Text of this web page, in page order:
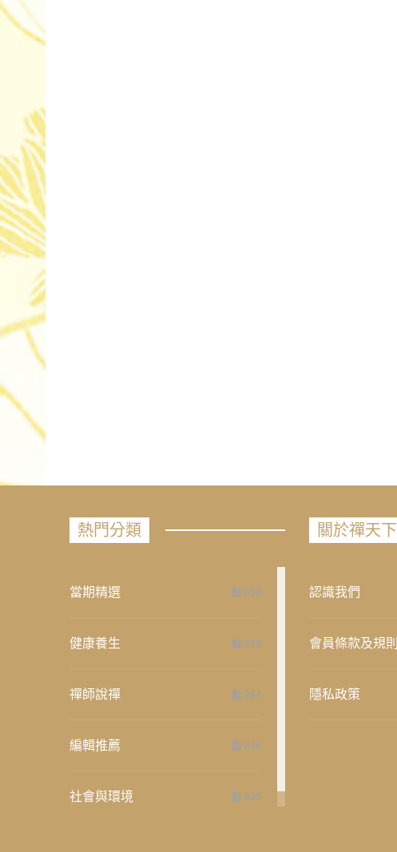
熱門分類
當期精選 658
健康養生 276
禪師說禪 267
編輯推薦 236
社會與環境 235
關於禪天下
認識我們
會員條款及規則
隱私政策